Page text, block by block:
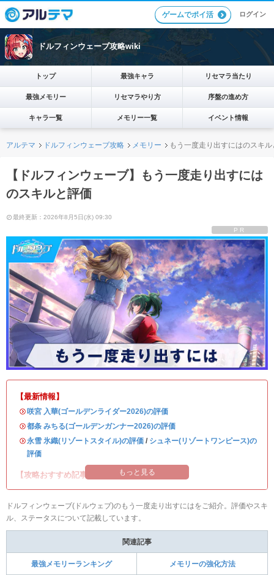
ゲームでポイ活 ログイン
ドルフィンウェーブ攻略wiki
トップ 最強キャラ リセマラ当たり
最強メモリー リセマラやり方 序盤の進め方
キャラ一覧 メモリー一覧 イベント情報
アルテマ ドルフィンウェーブ攻略 メモリー もう一度走り出すにはのスキ
【ドルフィンウェーブ】もう一度走り出すには
のスキルと評価
最終更新：2026年8月5日(水) 09:30
PR
【最新情報】
・咲宮 入華(ゴールデンライダー2026)の評価
・都条 みちる(ゴールデンガンナー2026)の評価
・永雪 氷織(リゾートスタイル)の評価 / シュネー(リゾートワンピース)の
評価
【攻略おすすめ記事】 もっと見る
ドルフィンウェーブ(ドルウェブ)のもう一度走り出すにはをご紹介。評価やスキ
ル、ステータスについて記載しています。
関連記事
最強メモリーランキング メモリーの強化方法